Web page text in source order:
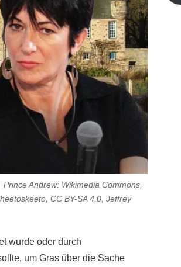
Andrew: Wikimedia Commons,
CC BY-SA 4.0, Jeffrey
wurde oder durch
um Gras über die Sache